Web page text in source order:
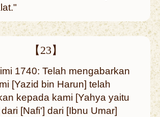
【23】
1740: Telah mengabarkan
[Yazid bin Harun] telah
kepada kami [Yahya yaitu
[Nafi'] dari [Ibnu Umar]